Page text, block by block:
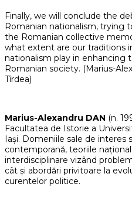
Finally, we will conclude the
Romanian nationalism, trying
the Romanian collective
what extent are our traditions
nationalism play in enhancing
Romanian society. (Marius-
Tîrdea)
Marius-Alexandru DAN (n.
Facultatea de Istorie a
Iași. Domeniile sale de interes
contemporană, teoriile
interdisciplinare vizând
cât și abordări privitoare la
curentelor politice.